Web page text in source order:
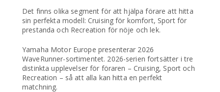
Det finns olika segment för att hjälpa förare att hitta
sin perfekta modell: Cruising för komfort, Sport för
prestanda och Recreation för nöje och lek.
Yamaha Motor Europe presenterar 2026
WaveRunner-sortimentet. 2026-serien fortsätter i tre
distinkta upplevelser för föraren – Cruising, Sport och
Recreation – så att alla kan hitta en perfekt
matchning.